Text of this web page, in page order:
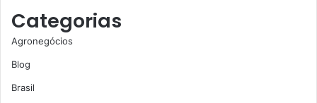
Categorias
Agronegócios
Blog
Brasil